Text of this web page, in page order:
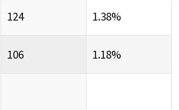
124 1.38%
106 1.18%